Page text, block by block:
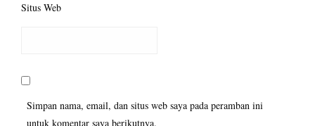
Situs Web
Simpan nama, email, dan situs web saya pada peramban ini
untuk komentar saya berikutnya.